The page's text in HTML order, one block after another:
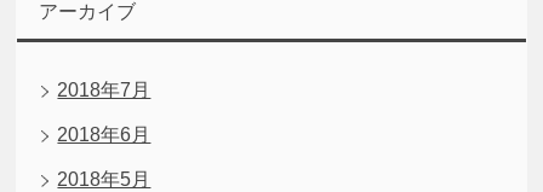
アーカイブ
2018年7月
2018年6月
2018年5月